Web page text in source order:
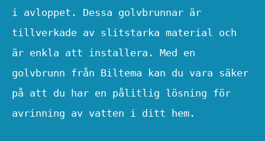
i avloppet. Dessa golvbrunnar är
tillverkade av slitstarka material och
är enkla att installera. Med en
golvbrunn från Biltema kan du vara säker
på att du har en pålitlig lösning för
avrinning av vatten i ditt hem.